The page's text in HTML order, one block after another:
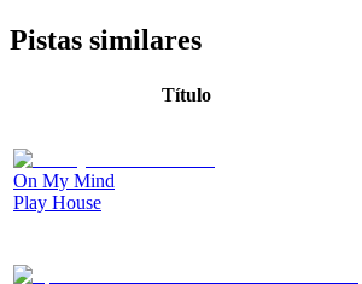
Pistas similares
Título
On My Mind
Play House